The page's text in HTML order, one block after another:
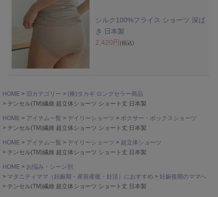
シルク100%フライス ショーツ 深ば
き 日本製
2,420円 (税込)
HOME 旧カテゴリー
(株)タカギ ロングセラー商品
テンセル(TM)繊維 超立体ショーツ ショート丈 日本製
HOME アイテム一覧 デイリーショーツ
ボクサー・ボックスショーツ
テンセル(TM)繊維 超立体ショーツ ショート丈 日本製
HOME アイテム一覧 デイリーショーツ
超立体ショーツ
テンセル(TM)繊維 超立体ショーツ ショート丈 日本製
HOME
お悩み・シーン別
マタニティママ（妊娠期・産前産後・妊活）におすすめ
妊娠後期のママへ
テンセル(TM)繊維 超立体ショーツ ショート丈 日本製